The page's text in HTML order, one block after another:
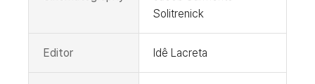
Solitrenick
Editor Idê Lacreta